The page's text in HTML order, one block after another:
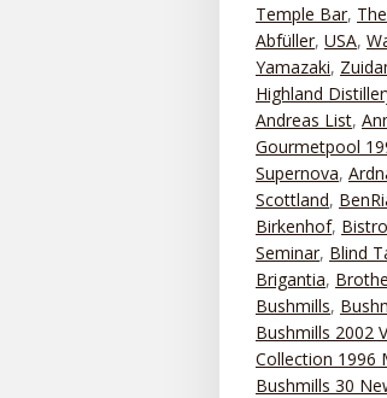
Temple Bar,
Abfüller, USA,
Yamazaki,
Highland
Andreas List,
Gourmetpool
Supernova,
Scottland,
Birkenhof,
Seminar, Blind
Brigantia,
Bushmills,
Bushmills 2002
Collection 1996
Bushmills 30